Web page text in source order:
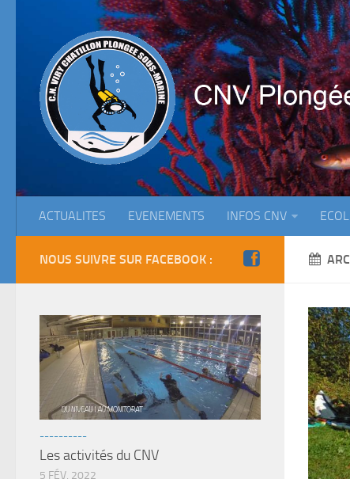
ACTUALITES EVENEMENTS INFOS CNV
NOUS SUIVRE SUR FACEBOOK :
----------
Les activités du CNV
5 FÉV, 2022